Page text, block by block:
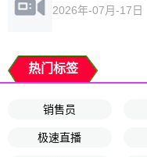
2026年-07月-17日
热门标签
销售员
极速直播